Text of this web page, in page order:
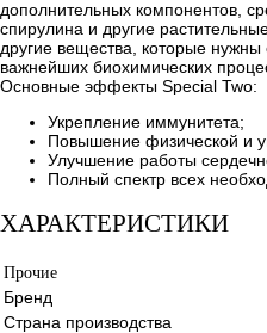
дополнительных компонентов,
спирулина и другие
другие вещества, которые
важнейших биохимических
Основные эффекты Special Two:
Укрепление иммунитета;
Повышение физической и
Улучшение работы
Полный спектр всех
ХАРАКТЕРИСТИКИ
Прочие
Бренд
Страна производства